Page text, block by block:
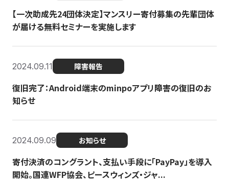
【一次助成先24団体決定】マンスリー寄付募集の先輩団体
が届ける無料セミナーを実施します
2024.09.11 障害報告
復旧完了：Android端末のminpoアプリ障害の復旧のお
知らせ
2024.09.09 お知らせ
寄付決済のコングラント、支払い手段に「PayPay」を導入
開始。国連WFP協会、ピースウィンズ・ジャ...